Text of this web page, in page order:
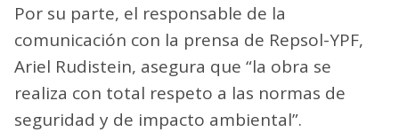
Por su parte, el responsable de la
comunicación con la prensa de Repsol-YPF,
Ariel Rudistein, asegura que “la obra se
realiza con total respeto a las normas de
seguridad y de impacto ambiental”.